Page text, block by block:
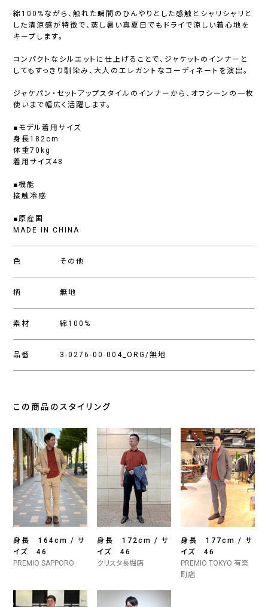
綿100%ながら、触れた瞬間のひんやりとした感触とシャリシャリと
した清涼感が特徴で、蒸し暑い真夏日でもドライで涼しい着心地を
キープします。
コンパクトなシルエットに仕上げることで、ジャケットのインナーと
してもすっきり馴染み、大人のエレガントなコーディネートを演出。
ジャケパン・セットアップスタイルのインナーから、オフシーンの一枚
使いまで幅広く活躍します。
■モデル着用サイズ
身長182cm
体重70kg
着用サイズ48
■機能
接触冷感
■原産国
MADE IN CHINA
色 その他
柄 無地
素材 綿100%
品番 3-0276-00-004_ORG/無地
この商品のスタイリング
身長 164cm / サ
イズ 46
PREMIO SAPPORO
身長 172cm / サ
イズ 46
クリスタ長堀店
身長 177cm / サ
イズ 46
PREMIO TOKYO 有楽
町店